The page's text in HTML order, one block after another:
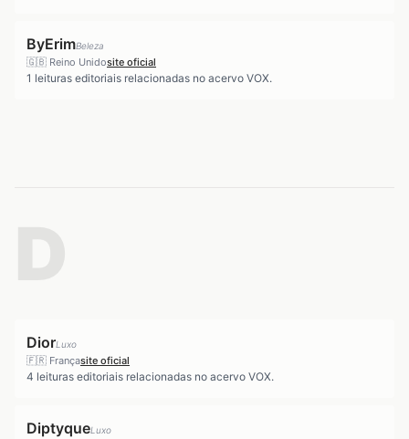
ByErimBeleza
🇬🇧 Reino Unidosite oficial
1 leituras editoriais relacionadas no acervo VOX.
DiorLuxo
🇫🇷 Françasite oficial
4 leituras editoriais relacionadas no acervo VOX.
DiptyqueLuxo